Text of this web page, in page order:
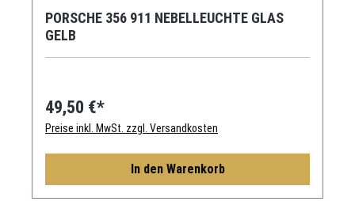
PORSCHE 356 911 NEBELLEUCHTE GLAS
GELB
49,50 €*
Preise inkl. MwSt. zzgl. Versandkosten
In den Warenkorb